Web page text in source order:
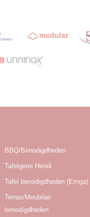
BBQ/Benodigdheden
Tafelgerei Hendi
Tafel benodigdheden (Emga)
Terras/Meubilair
benodigdheden